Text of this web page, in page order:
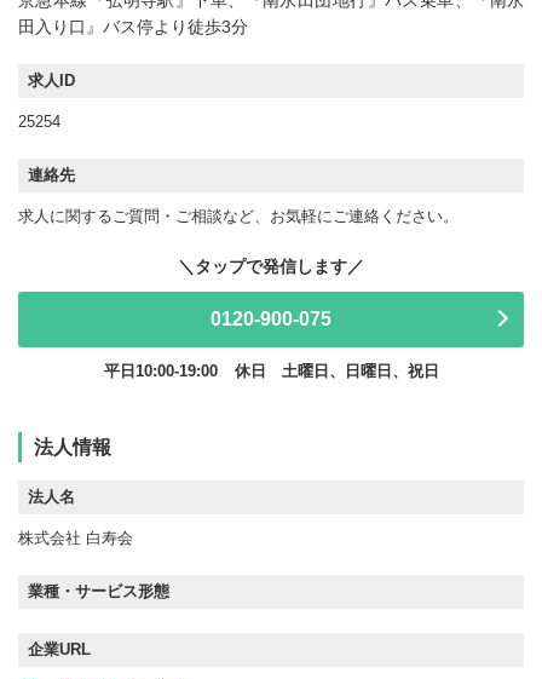
田入り口』バス停より徒歩3分
求人ID
25254
連絡先
求人に関するご質問・ご相談など、お気軽にご連絡ください。
0120-900-075
平日10:00-19:00 休日 土曜日、日曜日、祝日
法人情報
法人名
株式会社 白寿会
業種・サービス形態
企業URL